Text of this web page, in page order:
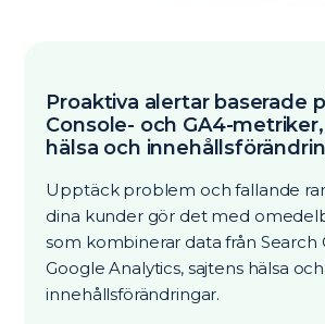
Proaktiva alertar baserade
Console- och GA4-
hälsa och
Upptäck problem och fallande
dina kunder gör det med
som kombinerar data från Search
Google Analytics, sajtens hälsa och
innehållsförändringar.